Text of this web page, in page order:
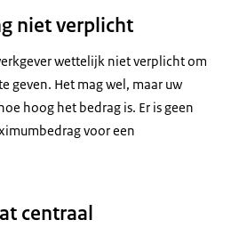
niet verplicht
wettelijk niet verplicht om
geven. Het mag wel, maar uw
hoog het bedrag is. Er is geen
voor een
centraal